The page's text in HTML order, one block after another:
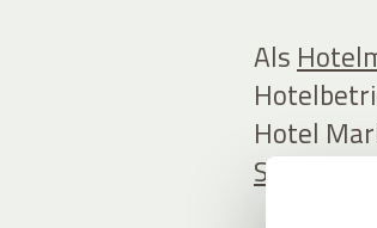
Als
Hotel
Software